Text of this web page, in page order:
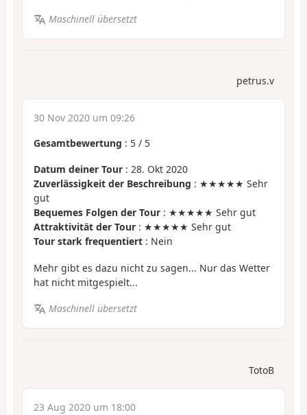
Maschinell übersetzt
petrus.v
30 Nov 2020 um 09:26
Gesamtbewertung : 5 / 5
Datum deiner Tour : 28. Okt 2020
Zuverlässigkeit der Beschreibung : ★★★★★ Sehr
gut
Bequemes Folgen der Tour : ★★★★★ Sehr gut
Attraktivität der Tour : ★★★★★ Sehr gut
Tour stark frequentiert : Nein
Mehr gibt es dazu nicht zu sagen... Nur das Wetter
hat nicht mitgespielt...
Maschinell übersetzt
TotoB
23 Aug 2020 um 18:00